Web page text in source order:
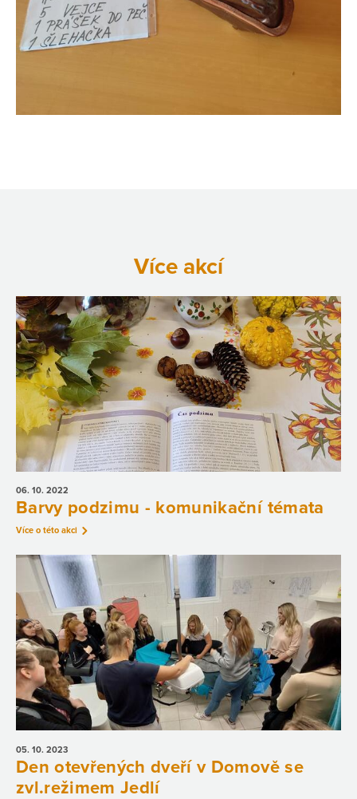
Více akcí
06. 10. 2022
Barvy podzimu - komunikační témata
Více o této akci
05. 10. 2023
Den otevřených dveří v Domově se
zvl.režimem Jedlí